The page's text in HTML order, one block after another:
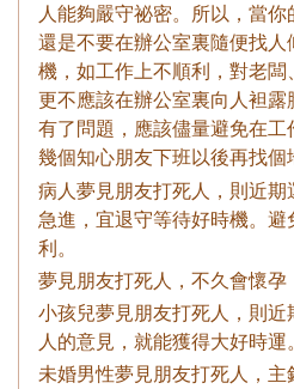
人能夠嚴守祕密。所以，當
還是不要在辦公室裏隨便找
機，如工作上不順利，對老
更不應該在辦公室裏向人袒
有了問題，應該儘量避免在
幾個知心朋友下班以後再找個
病人夢見朋友打死人，則近
急進，宜退守等待好時機。
利。
夢見朋友打死人，不久會懷孕
小孩兒夢見朋友打死人，則
人的意見，就能獲得大好時運。
未婚男性夢見朋友打死人，